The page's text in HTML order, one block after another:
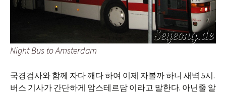
Night Bus to Amsterdam
국경검사와 함께 자다 깨다 하여 이제 자볼까 하니 새벽 5시.
버스 기사가 간단하게 암스테르담 이라고 말한다. 아닌줄 알